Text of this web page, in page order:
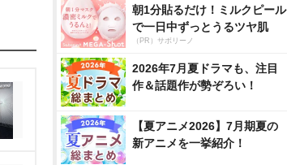
朝1分貼るだけ！ミルクピール
で一日中ずっとうるツヤ肌
（PR）サボリーノ
2026年7月夏ドラマも、注目
作＆話題作が勢ぞろい！
【夏アニメ2026】7月期夏の
新アニメを一挙紹介！